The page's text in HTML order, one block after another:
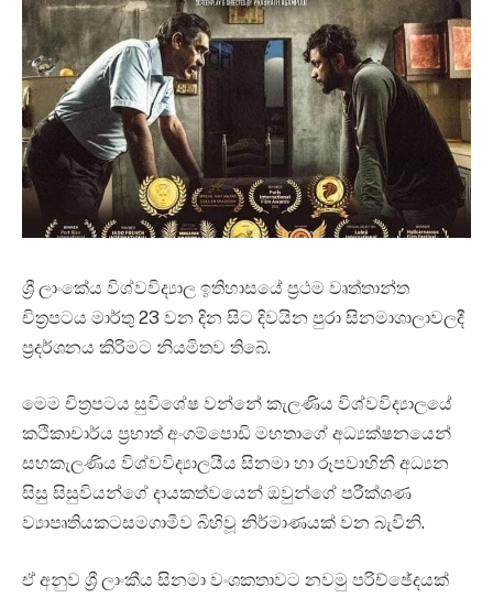
ශ්‍රී ලාංකේය විශ්වවිද්‍යාල ඉතිහාසයේ ‍ප්‍රථම වෘත්තාන්ත
චිත්‍රපටය මාර්තු 23 වන දින සිට දිවයින පුරා සිනමාශාලාවලදී
ප්‍රදර්ශනය කිරිමට නියමිතව තිබේ.
මෙම චිත්‍රපටය සුවිශේෂ වන්නේ කැලණිය විශ්වවිද්‍යාලයේ
කථිකාචාර්ය ප්‍රභාත් අංගම්පොඩි මහතාගේ අධ්‍යක්ෂනයෙන්
සහකැලණිය විශ්වවිද්‍යාලයීය සිනමා හා රූපවාහිනී අධ්‍යන
සිසු සිසුවියන්ගේ දායකත්වයෙන් ඔවුන්ගේ පරීක්ශණ
ව්‍යාපෘතියකටසමගාමීව බිහිවූ නිර්මාණයක් වන බැවිනි.
ඒ අනුව ශ්‍රී ලාංකීය සිනමා වංශකතාවට නවමු පරිච්ඡේදයක්